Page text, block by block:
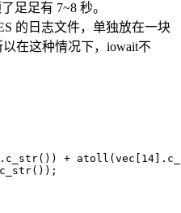
足足有 7~8 秒。
的日志文件，单独放在一块
在这种情况下，iowait不
c_str()) + atoll (vec[ 14 ].
c_str());